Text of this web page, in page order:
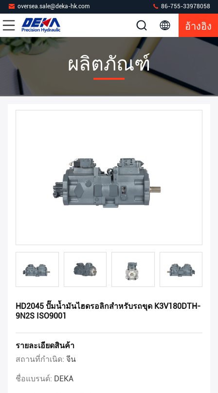
oversea.sale@deka-hk.com 86-755-33978058
อ้างอิง
ผลิตภัณฑ์
HD2045 ปั๊มน้ำมันไฮดรอลิกสำหรับรถขุด K3V180DTH-
9N2S ISO9001
รายละเอียดสินค้า
สถานที่กำเนิด: จีน
ชื่อแบรนด์: DEKA